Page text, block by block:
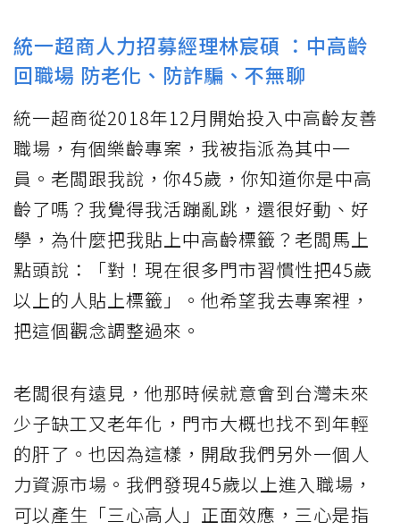
統一超商人力招募經理林宸碩 ：中高齡
回職場 防老化、防詐騙、不無聊
統一超商從2018年12月開始投入中高齡友善
職場，有個樂齡專案，我被指派為其中一
員。老闆跟我說，你45歲，你知道你是中高
齡了嗎？我覺得我活蹦亂跳，還很好動、好
學，為什麼把我貼上中高齡標籤？老闆馬上
點頭說：「對！現在很多門市習慣性把45歲
以上的人貼上標籤」。他希望我去專案裡，
把這個觀念調整過來。
老闆很有遠見，他那時候就意會到台灣未來
少子缺工又老年化，門市大概也找不到年輕
的肝了。也因為這樣，開啟我們另外一個人
力資源市場。我們發現45歲以上進入職場，
可以產生「三心高人」正面效應，三心是指